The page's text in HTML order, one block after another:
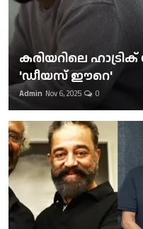
കരിയറിലെ
'ഡീയസ് ഈറെ'
Admin Nov 6, 2025 0